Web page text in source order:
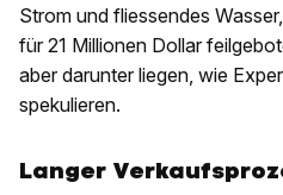
Strom und fliessendes
für 21 Millionen Dollar
aber darunter liegen, wie
spekulieren.
Langer